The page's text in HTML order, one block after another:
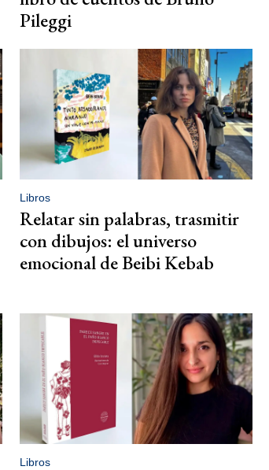
Pileggi
Libros
Relatar sin palabras, trasmitir
con dibujos: el universo
emocional de Beibi Kebab
Libros